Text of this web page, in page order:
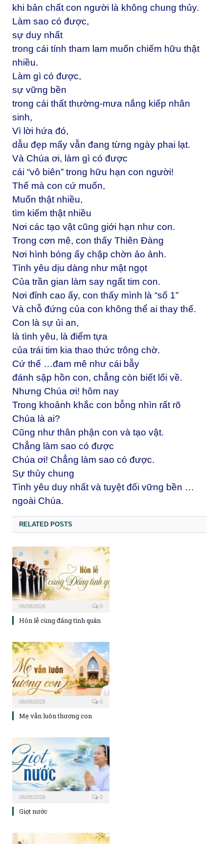
khi bản chất con người là không chung thủy.
Làm sao có được,
sự duy nhất
trong cái tính tham lam muốn chiếm hữu thật
nhiều.
Làm gì có được,
sự vững bền
trong cái thất thường-mưa nắng kiếp nhân
sinh,
Vì lời hứa đó,
dẫu đẹp mấy vẫn đang từng ngày phai lạt.
Và Chúa ơi, làm gì có được
cái “vô biên” trong hữu hạn con người!
Thế mà con cứ muốn,
Muốn thật nhiều,
tìm kiếm thật nhiều
Nơi các tạo vật cũng giới hạn như con.
Trong cơn mê, con thấy Thiên Đàng
Nơi hình bóng ấy chập chờn ảo ảnh.
Tình yêu dịu dàng như mật ngọt
Của trần gian làm say ngất tim con.
Nơi đỉnh cao ấy, con thấy mình là “số 1”
Và chỗ đứng của con không thể ai thay thế.
Con là sự ủi an,
là tình yêu, là điểm tựa
của trái tim kia thao thức trông chờ.
Cứ thế …đam mê như cái bẫy
đánh sập hồn con, chẳng còn biết lối về.
Nhưng Chúa ơi! hôm nay
Trong khoảnh khắc con bỗng nhìn rất rõ
Chúa là ai?
Cũng như thân phận con và tạo vật.
Chẳng làm sao có được
Chúa ơi! Chẳng làm sao có được.
Sự thủy chung
Tình yêu duy nhất và tuyệt đối vững bền …
ngoài Chúa.
RELATED POSTS
06/08/2026 0
Hôn lễ cùng đấng tình quân
06/08/2026 0
Mẹ vẫn luôn thương con
06/08/2026 0
Giọt nước